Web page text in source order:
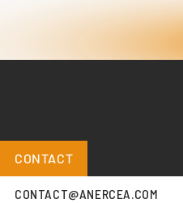
CONTACT
CONTACT@ANERCEA.COM